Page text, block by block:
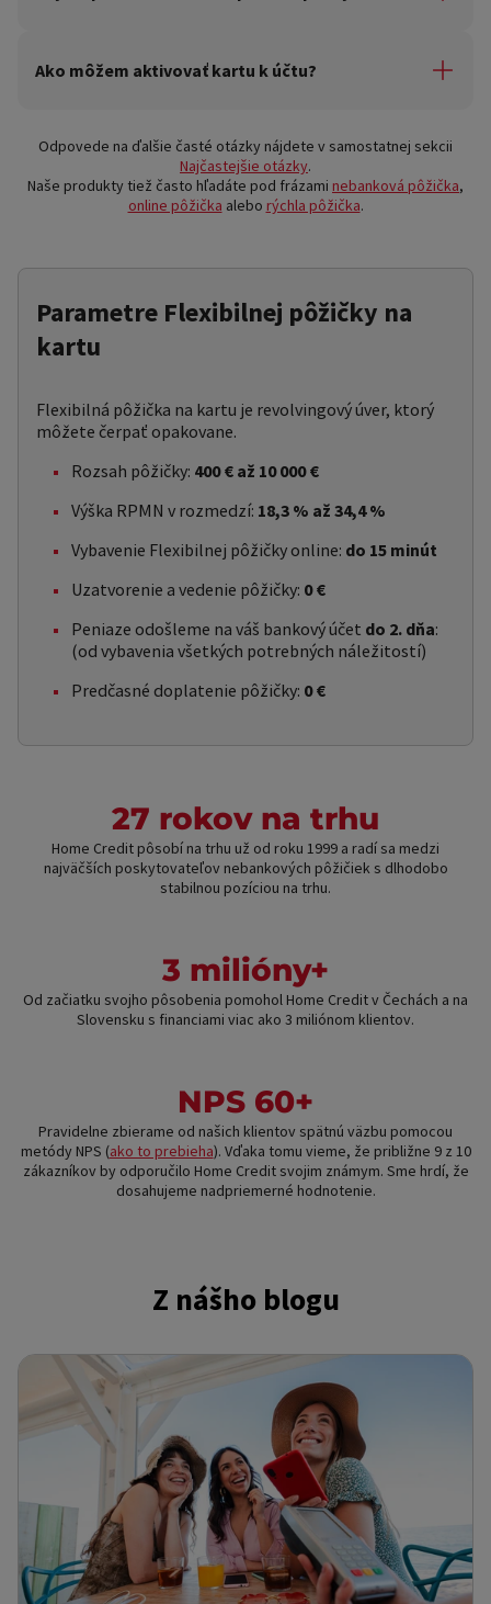
online. Alebo vám po schválení pôžičky zašleme dve
dokumentami nám zašlite späť.
meno v SR. Splatené peniaze môžete opäť využiť
platbou kartou v obchodoch a na internete, vyberať ich
Ako môžem aktivovať kartu k účtu?
mobilnej aplikácii, kde ju budete mať tiež uloženú.
Virtuálna karta je elektronická podoba klasickej fyzickej
karty. Akurát nezaberá miesto v peňaženke. Ak chcete
plastovú kartu, môžete zavolať na číslo 0850 111 118.
Odpovede na ďalšie časté otázky nájdete v samostatnej sekcii
Najčastejšie otázky.
Naše produkty tiež často hľadáte pod frázami nebanková pôžička,
online pôžička alebo rýchla pôžička.
Parametre Flexibilnej pôžičky na
kartu
Flexibilná pôžička na kartu je revolvingový úver, ktorý
môžete čerpať opakovane.
Rozsah pôžičky: 400 € až 10 000 €
Výška RPMN v rozmedzí: 18,3 % až 34,4 %
Vybavenie Flexibilnej pôžičky online: do 15 minút
Uzatvorenie a vedenie pôžičky: 0 €
Peniaze odošleme na váš bankový účet do 2. dňa:
(od vybavenia všetkých potrebných náležitostí)
Predčasné doplatenie pôžičky: 0 €
27 rokov na trhu
Home Credit pôsobí na trhu už od roku 1999 a radí sa medzi
najväčších poskytovateľov nebankových pôžičiek s dlhodobo
stabilnou pozíciou na trhu.
3 milióny+
Od začiatku svojho pôsobenia pomohol Home Credit v Čechách a na
Slovensku s financiami viac ako 3 miliónom klientov.
NPS 60+
Pravidelne zbierame od našich klientov spätnú väzbu pomocou
metódy NPS (ako to prebieha). Vďaka tomu vieme, že približne 9 z 10
zákazníkov by odporučilo Home Credit svojim známym. Sme hrdí, že
dosahujeme nadpriemerné hodnotenie.
Z nášho blogu